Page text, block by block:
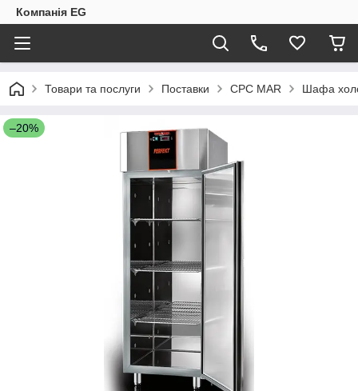
Компанія EG
Товари та послуги Поставки CPC MAR Шафа
–20%